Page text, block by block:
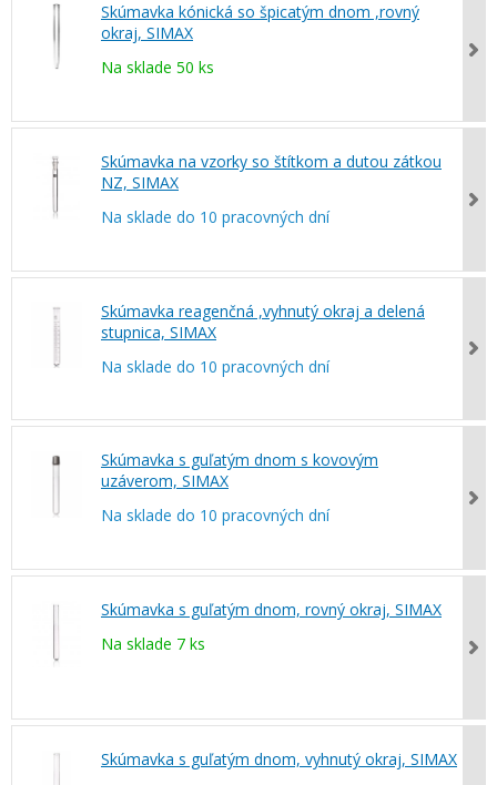
Skúmavka kónická so špicatým dnom ,rovný
okraj, SIMAX
Na sklade 50 ks
Skúmavka na vzorky so štítkom a dutou zátkou
NZ, SIMAX
Na sklade do 10 pracovných dní
Skúmavka reagenčná ,vyhnutý okraj a delená
stupnica, SIMAX
Na sklade do 10 pracovných dní
Skúmavka s guľatým dnom s kovovým
uzáverom, SIMAX
Na sklade do 10 pracovných dní
Skúmavka s guľatým dnom, rovný okraj, SIMAX
Na sklade 7 ks
Skúmavka s guľatým dnom, vyhnutý okraj, SIMAX